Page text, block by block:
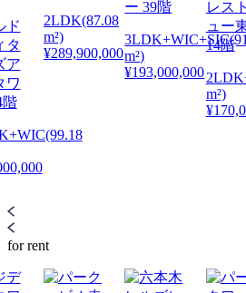
ド
タ
ア
ワ
2LDK(87.08
m²)
¥289,900,000
ー 39階
m²)
¥193,000,000
レス
ュー
14階
m²)
for rent